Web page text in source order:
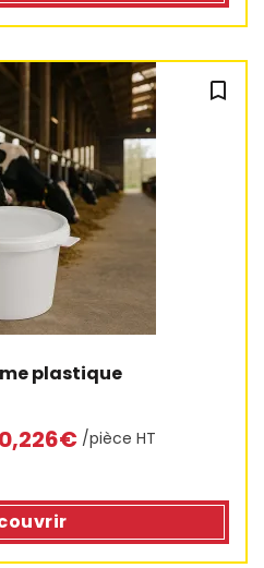
bookmark_outline
plastique
0,226€ /pièce HT